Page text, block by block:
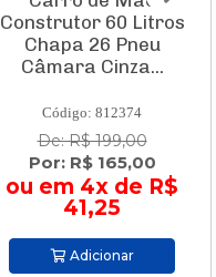
Construtor 60 Litros
Chapa 26 Pneu
Câmara Cinza...
Código: 812374
De: R$ 199,00
Por: R$ 165,00
ou em 4x de R$
41,25
Adicionar